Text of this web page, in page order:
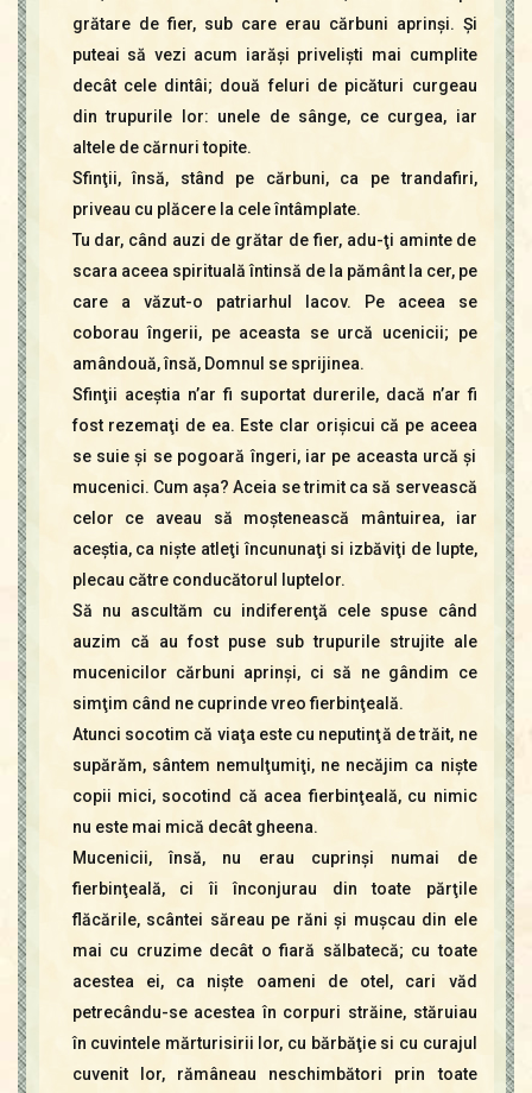
grătare de fier, sub care erau cărbuni aprinşi. Şi
puteai să vezi acum iarăşi privelişti mai cumplite
decât cele dintâi; două feluri de picături curgeau
din trupurile lor: unele de sânge, ce curgea, iar
altele de cărnuri topite.
Sfinţii, însă, stând pe cărbuni, ca pe trandafiri,
priveau cu plăcere la cele întâmplate.
Tu dar, când auzi de grătar de fier, adu-ţi aminte de
scara aceea spirituală întinsă de la pământ la cer, pe
care a văzut-o patriarhul Iacov. Pe aceea se
coborau îngerii, pe aceasta se urcă ucenicii; pe
amândouă, însă, Domnul se sprijinea.
Sfinţii aceştia n’ar fi suportat durerile, dacă n’ar fi
fost rezemaţi de ea. Este clar orişicui că pe aceea
se suie şi se pogoară îngeri, iar pe aceasta urcă şi
mucenici. Cum aşa? Aceia se trimit ca să servească
celor ce aveau să moştenească mântuirea, iar
aceştia, ca nişte atleţi încununaţi si izbăviţi de lupte,
plecau către conducătorul luptelor.
Să nu ascultăm cu indiferenţă cele spuse când
auzim că au fost puse sub trupurile strujite ale
mucenicilor cărbuni aprinşi, ci să ne gândim ce
simţim când ne cuprinde vreo fierbinţeală.
Atunci socotim că viaţa este cu neputinţă de trăit, ne
supărăm, sântem nemulţumiţi, ne necăjim ca nişte
copii mici, socotind că acea fierbinţeală, cu nimic
nu este mai mică decât gheena.
Mucenicii, însă, nu erau cuprinşi numai de
fierbinţeală, ci îi înconjurau din toate părţile
flăcările, scântei săreau pe răni şi muşcau din ele
mai cu cruzime decât o fiară sălbatecă; cu toate
acestea ei, ca nişte oameni de otel, cari văd
petrecându-se acestea în corpuri străine, stăruiau
în cuvintele mărturisirii lor, cu bărbăţie si cu curajul
cuvenit lor, rămâneau neschimbători prin toate